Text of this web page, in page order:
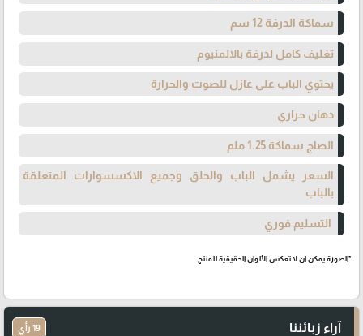
سماكة الدرفة 12 سم
تغليف كامل لدرفة بالالمنيوم
يحتوي الباب على عازل للصوت والحرارة
دهان حراري
الصاج سماكة 1.25 ملم
السعر يشمل الباب والحلق وجميع الاكسسوارات المتعلقة
بالباب
التسليم فوري
*الصورة يمكن ان لا تعكس الألوان الحقيقية للمنتج.
آراء زبائننا 19 رأي